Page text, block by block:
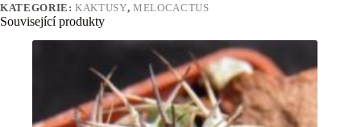
KATEGORIE:KAKTUSY,MELOCACTUS
Související produkty